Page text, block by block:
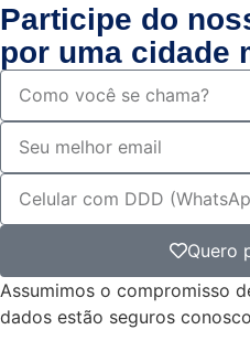
Participe do
por uma cidade
Quero
Assumimos o compromisso
dados estão seguros